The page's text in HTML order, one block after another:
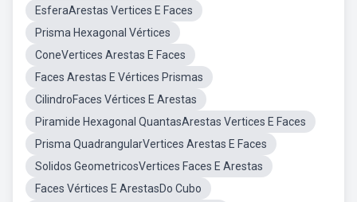
EsferaArestas Vertices E Faces
Prisma Hexagonal Vértices
ConeVertices Arestas E Faces
Faces Arestas E Vértices Prismas
CilindroFaces Vértices E Arestas
Piramide Hexagonal QuantasArestas Vertices E Faces
Prisma QuadrangularVertices Arestas E Faces
Solidos GeometricosVertices Faces E Arestas
Faces Vértices E ArestasDo Cubo